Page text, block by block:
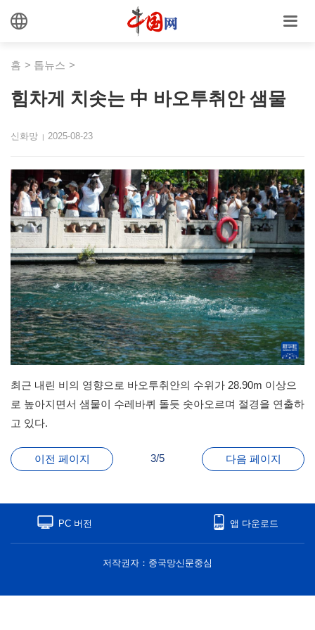
홈 > 톱뉴스 >
힘차게 치솟는 中 바오투취안 샘물
신화망 | 2025-08-23
최근 내린 비의 영향으로 바오투취안의 수위가 28.90m 이상으
로 높아지면서 샘물이 수레바퀴 돌듯 솟아오르며 절경을 연출하
고 있다.
이전 페이지 3/5 다음 페이지
PC 버전 앱 다운로드
저작권자：중국망신문중심